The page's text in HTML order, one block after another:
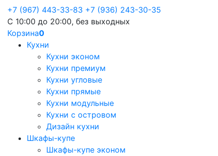
+7 (967) 443-33-83 +7 (936) 243-30-35
С 10:00 до 20:00, без выходных
Корзина0
Кухни
Кухни эконом
Кухни премиум
Кухни угловые
Кухни прямые
Кухни модульные
Кухни с островом
Дизайн кухни
Шкафы-купе
Шкафы-купе эконом